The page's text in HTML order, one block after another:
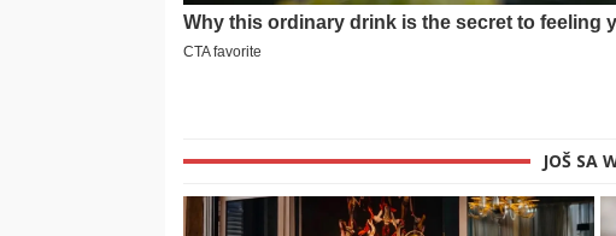
JOŠ SA